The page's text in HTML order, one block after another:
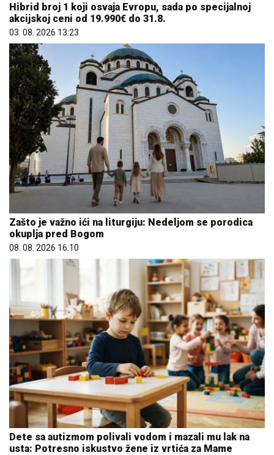
Hibrid broj 1 koji osvaja Evropu, sada po specijalnoj
akcijskoj ceni od 19.990€ do 31.8.
03. 08. 2026 13:23
Zašto je važno ići na liturgiju: Nedeljom se porodica
okuplja pred Bogom
08. 08. 2026 16:10
Dete sa autizmom polivali vodom i mazali mu lak na
usta: Potresno iskustvo žene iz vrtića za Mame